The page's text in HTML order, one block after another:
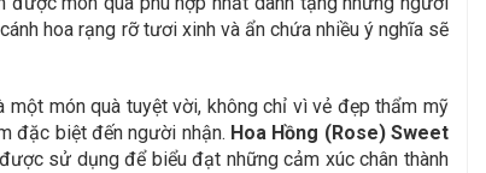
hoa rạng rỡ tươi xinh và ẩn chứa nhiều ý nghĩa sẽ
món quà tuyệt vời, không chỉ vì vẻ đẹp thẩm mỹ
đặc biệt đến người nhận. Hoa Hồng (Rose) Sweet
sử dụng để biểu đạt những cảm xúc chân thành